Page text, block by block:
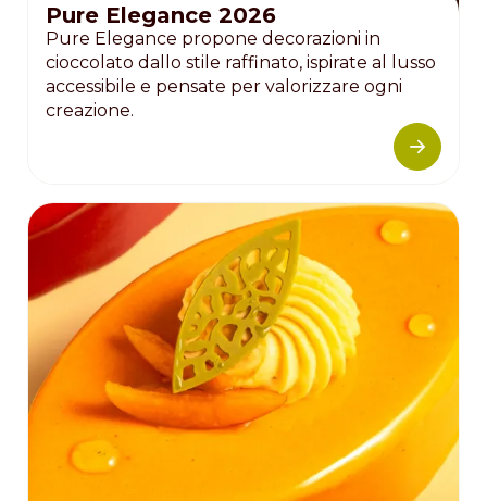
Pure Elegance 2026
Pure Elegance propone decorazioni in
cioccolato dallo stile raffinato, ispirate al lusso
accessibile e pensate per valorizzare ogni
creazione.